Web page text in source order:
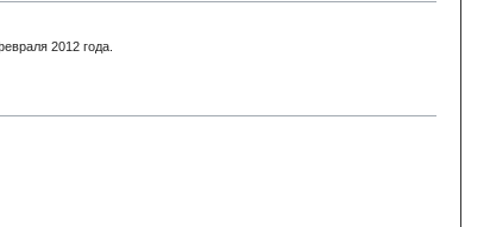
2012 года.